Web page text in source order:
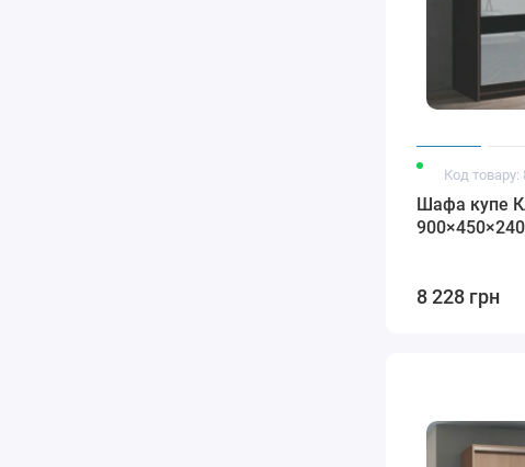
Код товару:
Шафа купе
8 228 грн